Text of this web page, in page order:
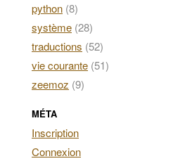
python (8)
système (28)
traductions (52)
vie courante (51)
zeemoz (9)
MÉTA
Inscription
Connexion